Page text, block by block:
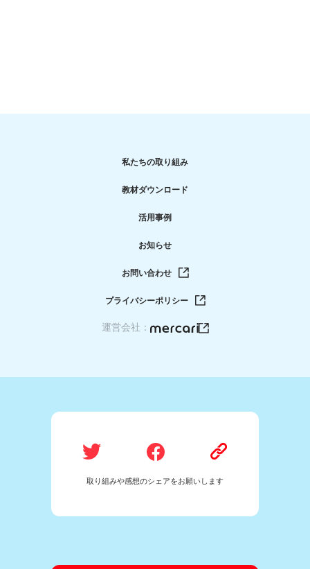
私たちの取り組み
教材ダウンロード
活用事例
お知らせ
お問い合わせ
プライバシーポリシー
運営会社：
取り組みや感想のシェアをお願いします